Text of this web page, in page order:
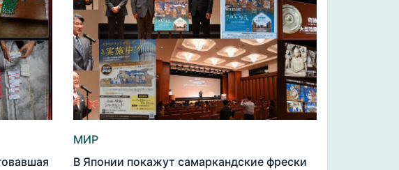
МИР
В Японии покажут самаркандские фрески